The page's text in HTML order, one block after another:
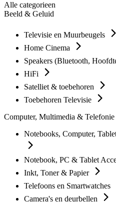
Alle categorieen
Beeld & Geluid
Televisie en Muurbeugels
Home Cinema
Speakers (Bluetooth,
HiFi
Satelliet & toebehoren
Toebehoren Televisie
Computer, Multimedia & Telefonie
Notebooks, Computer,
Notebook, PC & Tablet
Inkt, Toner & Papier
Telefoons en Smartwatches
Camera's en deurbellen